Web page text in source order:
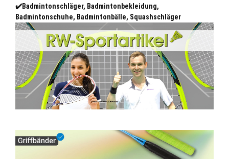
✔️Badmintonschläger, Badmintonbekleidung,
Badmintonschuhe, Badmintonbälle, Squashschläger